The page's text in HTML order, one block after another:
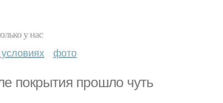
у нас
фото
покрытия прошло чуть